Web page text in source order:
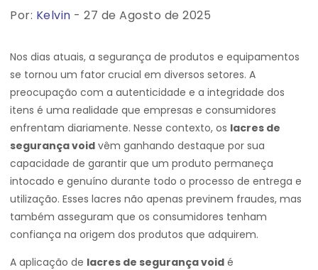
Por: Kelvin - 27 de Agosto de 2025
Nos dias atuais, a segurança de produtos e equipamentos
se tornou um fator crucial em diversos setores. A
preocupação com a autenticidade e a integridade dos
itens é uma realidade que empresas e consumidores
enfrentam diariamente. Nesse contexto, os lacres de
segurança void vêm ganhando destaque por sua
capacidade de garantir que um produto permaneça
intocado e genuíno durante todo o processo de entrega e
utilização. Esses lacres não apenas previnem fraudes, mas
também asseguram que os consumidores tenham
confiança na origem dos produtos que adquirem.
A aplicação de lacres de segurança void é